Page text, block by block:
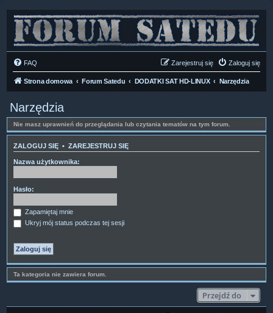
FAQ Zaloguj się
Zarejestruj się
Strona domowa Forum Satedu DODATKI SAT HD-LINUX Narzędzia
Narzędzia
Nie masz uprawnień do przeglądania lub czytania tematów na tym forum.
ZALOGUJ SIĘ • ZAREJESTRUJ SIĘ
Nazwa użytkownika:
Hasło:
Zapamiętaj mnie
Ukryj mój status podczas tej sesji
Ta kategoria nie zawiera forum.
Przejdź do